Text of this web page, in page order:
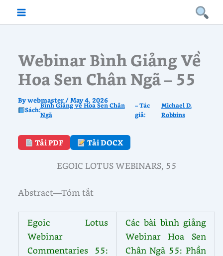
Webinar Bình Giảng Về
Hoa Sen Chân Ngã – 55
Bywebmaster / May 4, 2026
Sách:
Bình Giảng về Hoa Sen Chân
Ngã
– Tác
giả:
Michael D.
Robbins
Tải PDF Tải DOCX
EGOIC LOTUS WEBINARS, 55
Abstract—Tóm tắt
Egoic Lotus
Webinar
Commentaries 55:
Các bài bình giảng
Webinar Hoa Sen
Chân Ngã 55: Phần